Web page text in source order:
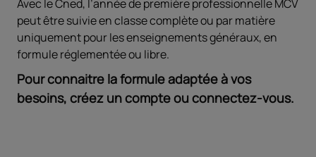
Avec le Cned, l’année de première professionnelle MCV
peut être suivie en classe complète ou par matière
uniquement pour les enseignements généraux, en
formule réglementée ou libre.
Pour connaitre la formule adaptée à vos
besoins, créez un compte ou connectez-vous.